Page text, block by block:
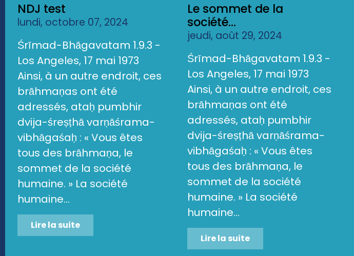
NDJ test
lundi, octobre 07, 2024
Śrīmad-Bhāgavatam 1.9.3 -
Los Angeles, 17 mai 1973
Ainsi, à un autre endroit, ces
brāhmaṇas ont été
adressés, ataḥ pumbhir
dvija-śreṣṭhā varṇāśrama-
vibhāgaśaḥ : « Vous êtes
tous des brāhmaṇa, le
sommet de la société
humaine. » La société
humaine...
Lire la suite
Le sommet de la
société...
jeudi, août 29, 2024
Śrīmad-Bhāgavatam 1.9.3 -
Los Angeles, 17 mai 1973
Ainsi, à un autre endroit, ces
brāhmaṇas ont été
adressés, ataḥ pumbhir
dvija-śreṣṭhā varṇāśrama-
vibhāgaśaḥ : « Vous êtes
tous des brāhmaṇa, le
sommet de la société
humaine. » La société
humaine...
Lire la suite